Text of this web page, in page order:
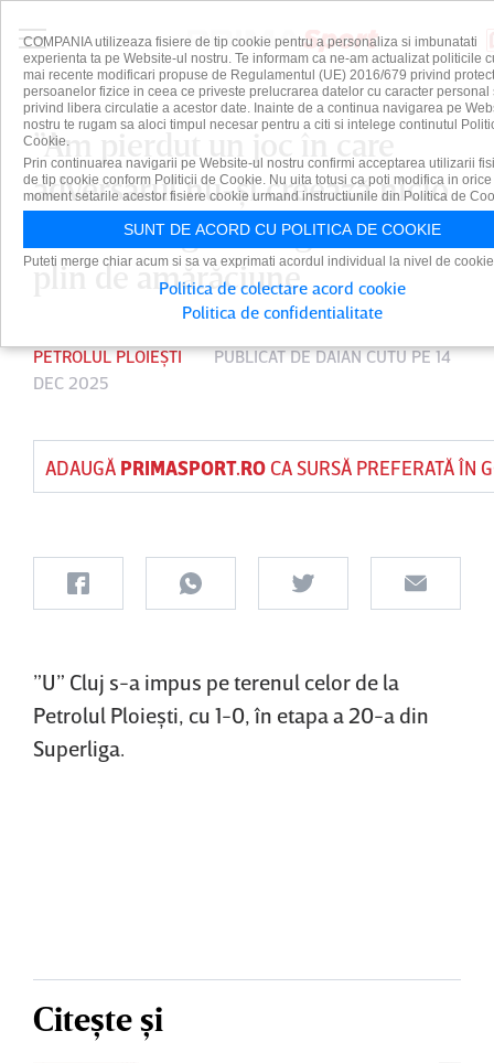
”Am pierdut un joc în care
adversarul nu-şi creează nicio
ocazie”. Eugen Neagoe, discurs
plin de amărăciune
PETROLUL PLOIEȘTI PUBLICAT DEDAIAN CUTUPE 14
DEC 2025
ADAUGĂ PRIMASPORT.ROCA SURSĂ PREFERATĂ ÎN
”U” Cluj s-a impus pe terenul celor de la
Petrolul Ploieşti, cu 1-0, în etapa a 20-a din
Superliga.
Citește și
COMPANIA utilizeaza fisiere de tip cookie pentru a personaliza si imbunatati
experienta ta pe Website-ul nostru. Te informam ca ne-am actualizat politicile
mai recente modificari propuse de Regulamentul (UE) 2016/679 privind
persoanelor fizice in ceea ce priveste prelucrarea datelor cu caracter personal
privind libera circulatie a acestor date. Inainte de a continua navigarea pe
nostru te rugam sa aloci timpul necesar pentru a citi si intelege continutul
Cookie.
Prin continuarea navigarii pe Website-ul nostru confirmi acceptarea utilizarii
de tip cookie conform Politicii de Cookie. Nu uita totusi ca poti modifica in orice
moment setarile acestor fisiere cookie urmand instructiunile din Politica de
SUNT DE ACORD CU POLITICA DE COOKIE
Puteti merge chiar acum si sa va exprimati acordul individual la nivel de
Politica de colectare acord cookie
Politica de confidentialitate